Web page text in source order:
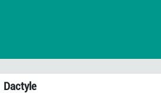
Dactyle